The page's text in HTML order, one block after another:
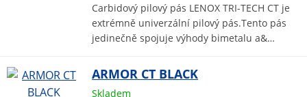
Carbidový pilový pás LENOX TRI-TECH CT je
extrémně univerzální pilový pás.Tento pás
jedinečně spojuje výhody bimetalu a&…
ARMOR CT BLACK
Skladem